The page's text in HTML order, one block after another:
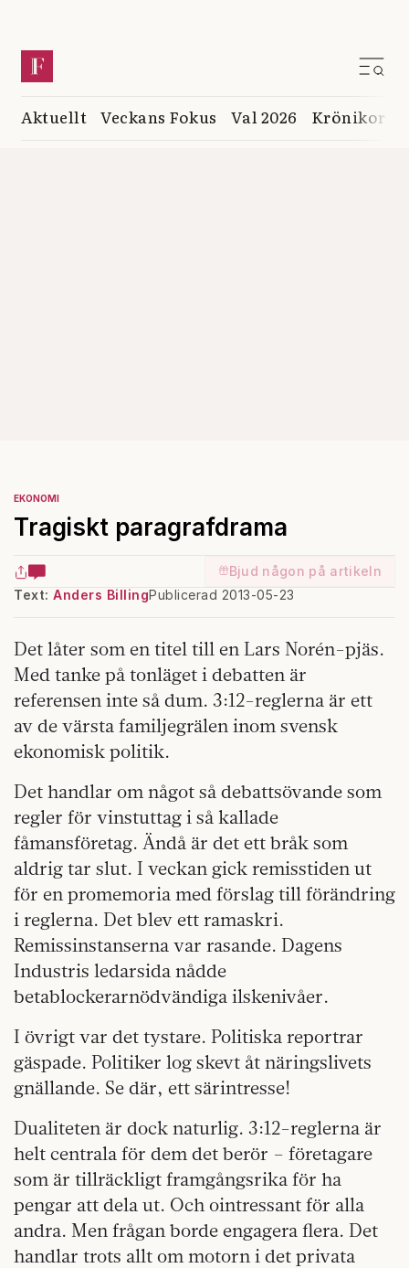
Aktuellt Veckans Fokus Val 2026 Krönikor
EKONOMI
Tragiskt paragrafdrama
Bjud någon på artikeln
Text: Anders BillingPublicerad 2013-05-23
Det låter som en titel till en Lars Norén-pjäs.
Med tanke på tonläget i debatten är
referensen inte så dum. 3:12-reglerna är ett
av de värsta familjegrälen inom svensk
ekonomisk politik.
Det handlar om något så debattsövande som
regler för vinstuttag i så kallade
fåmansföretag. Ändå är det ett bråk som
aldrig tar slut. I veckan gick remisstiden ut
för en promemoria med förslag till förändring
i reglerna. Det blev ett ramaskri.
Remissinstanserna var rasande. Dagens
Industris ledarsida nådde
betablockerarnödvändiga ilskenivåer.
I övrigt var det tystare. Politiska reportrar
gäspade. Politiker log skevt åt näringslivets
gnällande. Se där, ett särintresse!
Dualiteten är dock naturlig. 3:12-reglerna är
helt centrala för dem det berör – företagare
som är tillräckligt framgångsrika för ha
pengar att dela ut. Och ointressant för alla
andra. Men frågan borde engagera flera. Det
handlar trots allt om motorn i det privata